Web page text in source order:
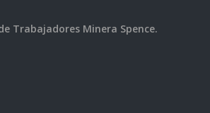
Trabajadores Minera Spence.